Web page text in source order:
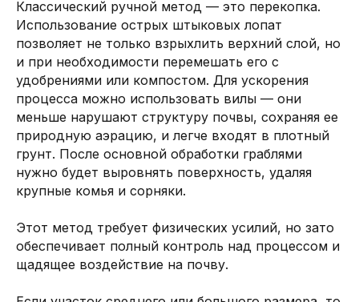
Классический ручной метод — это перекопка.
Использование острых штыковых лопат
позволяет не только взрыхлить верхний слой, но
и при необходимости перемешать его с
удобрениями или компостом. Для ускорения
процесса можно использовать вилы — они
меньше нарушают структуру почвы, сохраняя ее
природную аэрацию, и легче входят в плотный
грунт. После основной обработки граблями
нужно будет выровнять поверхность, удаляя
крупные комья и сорняки.
Этот метод требует физических усилий, но зато
обеспечивает полный контроль над процессом и
щадящее воздействие на почву.